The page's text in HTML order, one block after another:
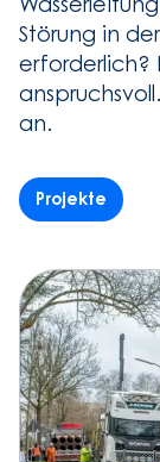
Störung in
erforderlich?
an.
Projekte